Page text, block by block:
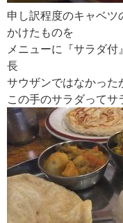
申し訳程度のキャベ
かけたものを
メニューに『サラダ
長
サウザンではなかった
この手のサラダって